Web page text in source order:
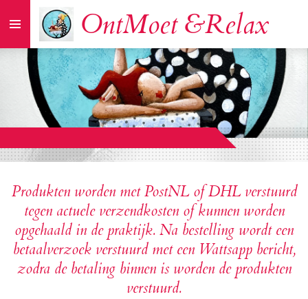
naar
hoofdinhoud
OntMoet &Relax
Produkten worden met PostNL of DHL verstuurd
tegen actuele verzendkosten of kunnen worden
opgehaald in de praktijk. Na bestelling wordt een
betaalverzoek verstuurd met een Wattsapp bericht,
zodra de betaling binnen is worden de produkten
verstuurd.